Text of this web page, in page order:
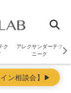
ク
アレクサンダーテク
ニーク
ン相談会】▶︎